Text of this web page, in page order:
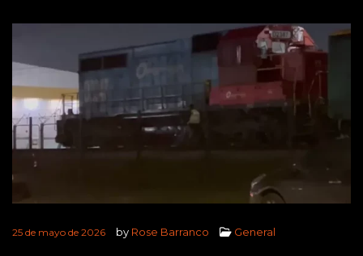
25 de mayo de 2026 by Rose Barranco General